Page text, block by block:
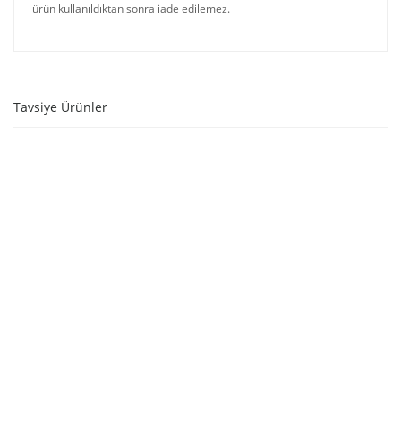
ürün kullanıldıktan sonra iade edilemez.
Tavsiye Ürünler